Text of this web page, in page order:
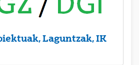
Laguntzak, IK